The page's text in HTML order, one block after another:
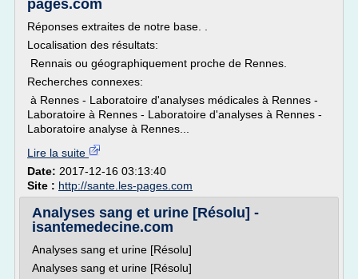
pages.com
Réponses extraites de notre base. .
Localisation des résultats:
Rennais ou géographiquement proche de Rennes.
Recherches connexes:
à Rennes - Laboratoire d'analyses médicales à Rennes -
Laboratoire à Rennes - Laboratoire d'analyses à Rennes -
Laboratoire analyse à Rennes...
Lire la suite
Date: 2017-12-16 03:13:40
Site : http://sante.les-pages.com
Analyses sang et urine [Résolu] -
isantemedecine.com
Analyses sang et urine [Résolu]
Analyses sang et urine [Résolu]